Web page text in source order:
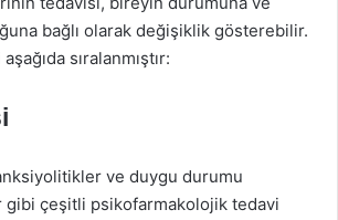
bağlı olarak değişiklik gösterebilir.
sıralanmıştır:
ve duygu durumu
çeşitli psikofarmakolojik tedavi